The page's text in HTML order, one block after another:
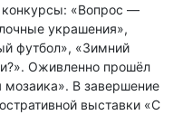
«Вопрос —
украшения»,
футбол», «Зимний
Оживленно прошёл
мозаика». В завершение
выставки «С